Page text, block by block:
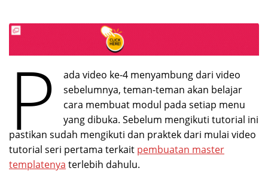
P
ada video ke-4 menyambung dari video
sebelumnya, teman-teman akan belajar
cara membuat modul pada setiap menu
yang dibuka. Sebelum mengikuti tutorial ini
pastikan sudah mengikuti dan praktek dari mulai video
tutorial seri pertama terkait pembuatan master
templatenya terlebih dahulu.